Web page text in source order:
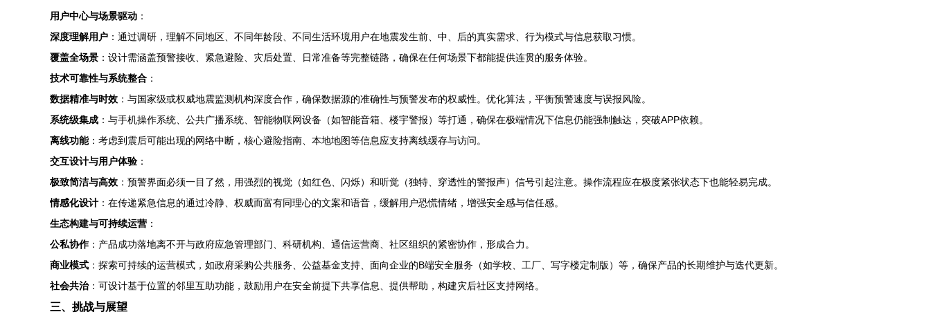
用户中心与场景驱动 ：
深度理解用户 ：通过调研，理解不同地区、不同年龄段、不同生活环境用户在地震发生前、中、后的真实需求、行为模式与信息获取习惯。
覆盖全场景 ：设计需涵盖预警接收、紧急避险、灾后处置、日常准备等完整链路，确保在任何场景下都能提供连贯的服务体验。
技术可靠性与系统整合 ：
数据精准与时效 ：与国家级或权威地震监测机构深度合作，确保数据源的准确性与预警发布的权威性。优化算法，平衡预警速度与误报风险。
系统级集成 ：与手机操作系统、公共广播系统、智能物联网设备（如智能音箱、楼宇警报）等打通，确保在极端情况下信息仍能强制触达，突破APP依赖。
离线功能：考虑到震后可能出现的网络中断，核心避险指南、本地地图等信息应支持离线缓存与访问。
交互设计与用户体验 ：
极致简洁与高效 ：预警界面必须一目了然，用强烈的视觉（如红色、闪烁）和听觉（独特、穿透性的警报声）信号引起注意。操作流程应在极度紧张状态下也能轻易完成。
情感化设计 ：在传递紧急信息的通过冷静、权威而富有同理心的文案和语音，缓解用户恐慌情绪，增强安全感与信任感。
生态构建与可持续运营 ：
公私协作：产品成功落地离不开与政府应急管理部门、科研机构、通信运营商、社区组织的紧密协作，形成合力。
商业模式 ：探索可持续的运营模式，如政府采购公共服务、公益基金支持、面向企业的B端安全服务（如学校、工厂、写字楼定制版）等，确保产品的长期维护与迭代更新。
社会共治：可设计基于位置的邻里互助功能，鼓励用户在安全前提下共享信息、提供帮助，构建灾后社区支持网络。
三、挑战与展望